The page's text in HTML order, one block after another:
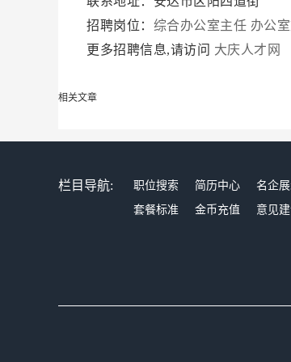
招聘岗位： 综合办公室主任 办公
更多招聘信息,请访问 大庆人才网
相关文章
栏目导航: 职位搜索 简历中心 名企
套餐标准
金币充值 意见